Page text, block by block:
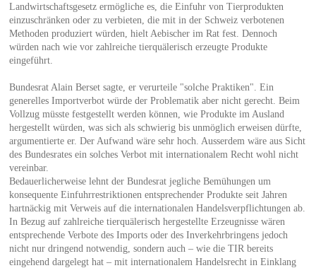
Landwirtschaftsgesetz ermögliche es, die Einfuhr von Tierprodukten
einzuschränken oder zu verbieten, die mit in der Schweiz verbotenen
Methoden produziert würden, hielt Aebischer im Rat fest. Dennoch
würden nach wie vor zahlreiche tierquälerisch erzeugte Produkte
eingeführt.
Bundesrat Alain Berset sagte, er verurteile "solche Praktiken". Ein
generelles Importverbot würde der Problematik aber nicht gerecht. Beim
Vollzug müsste festgestellt werden können, wie Produkte im Ausland
hergestellt würden, was sich als schwierig bis unmöglich erweisen dürfte,
argumentierte er. Der Aufwand wäre sehr hoch. Ausserdem wäre aus Sicht
des Bundesrates ein solches Verbot mit internationalem Recht wohl nicht
vereinbar.
Bedauerlicherweise lehnt der Bundesrat jegliche Bemühungen um
konsequente Einfuhrrestriktionen entsprechender Produkte seit Jahren
hartnäckig mit Verweis auf die internationalen Handelsverpflichtungen ab.
In Bezug auf zahlreiche tierquälerisch hergestellte Erzeugnisse wären
entsprechende Verbote des Imports oder des Inverkehrbringens jedoch
nicht nur dringend notwendig, sondern auch – wie die TIR bereits
eingehend dargelegt hat – mit internationalem Handelsrecht in Einklang